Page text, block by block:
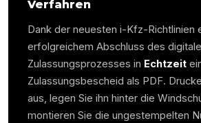
Verfahren
Dank der neuesten i-Kfz-Richtlinien
erfolgreichem Abschluss des
Zulassungsprozesses in Echtzeit
Zulassungsbescheid als PDF.
aus, legen Sie ihn hinter die
montieren Sie die ungestempelten